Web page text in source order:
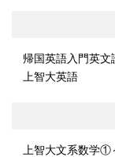
帰国英語入門英文
上智大英語
上智大文系数学